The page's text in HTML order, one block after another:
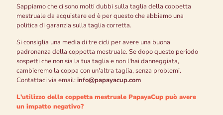
Sappiamo che ci sono molti dubbi sulla taglia della coppetta
mestruale da acquistare ed è per questo che abbiamo una
politica di garanzia sulla taglia corretta.
Si consiglia una media di tre cicli per avere una buona
padronanza della coppetta mestruale. Se dopo questo periodo
sospetti che non sia la tua taglia e non l'hai danneggiata,
cambieremo la coppa con un'altra taglia, senza problemi.
Contattaci via email:info@papayacup.com
L'utilizzo della coppetta mestruale PapayaCup può avere
un impatto negativo?